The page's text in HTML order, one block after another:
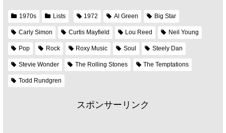
1970s Lists 1972 Al Green Big Star
Carly Simon Curtis Mayfield Lou Reed Neil Young
Pop Rock Roxy Music Soul Steely Dan
Stevie Wonder The Rolling Stones The Temptations
Todd Rundgren
スポンサーリンク